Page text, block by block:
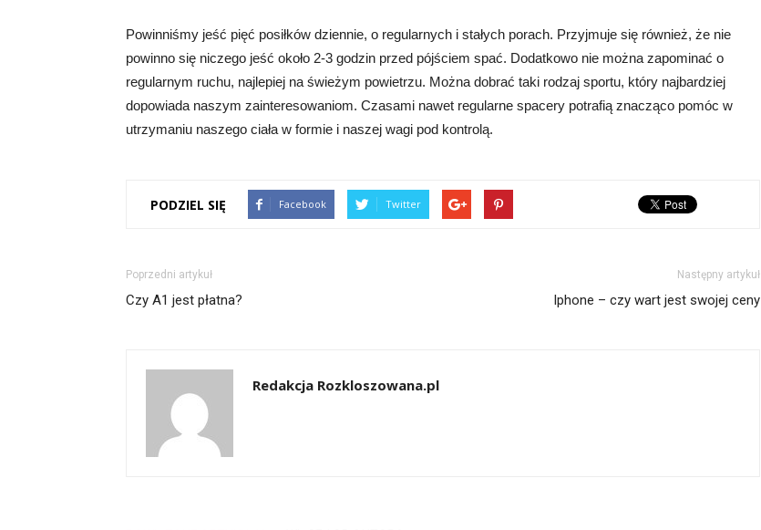
Powinniśmy jeść pięć posiłków dziennie, o regularnych i stałych porach. Przyjmuje się również, że nie
powinno się niczego jeść około 2-3 godzin przed pójściem spać. Dodatkowo nie można zapominać o
regularnym ruchu, najlepiej na świeżym powietrzu. Można dobrać taki rodzaj sportu, który najbardziej
dopowiada naszym zainteresowaniom. Czasami nawet regularne spacery potrafią znacząco pomóc w
utrzymaniu naszego ciała w formie i naszej wagi pod kontrolą.
PODZIEL SIĘ Facebook Twitter
Poprzedni artykuł
Czy A1 jest płatna?
Następny artykuł
Iphone – czy wart jest swojej ceny
Redakcja Rozkloszowana.pl